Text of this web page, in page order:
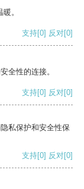
。
支持[0] 反对[0]
全性的连接。
支持[0] 反对[0]
私保护和安全性保
支持[0] 反对[0]